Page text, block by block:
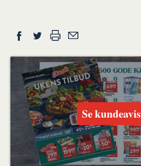
Del
på
Facebook
på
Twitter
ut en
venn
Se kundeavis